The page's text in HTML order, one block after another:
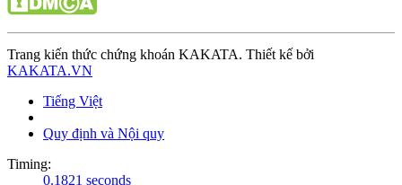
Trang kiến thức chứng khoán KAKATA. Thiết kế bởi
KAKATA.VN
Tiếng Việt
Quy định và Nội quy
Timing:
0.1821 seconds